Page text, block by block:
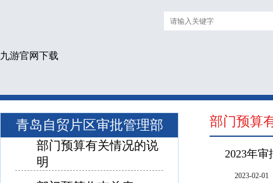
九游官网下载
青岛自贸片区审批管理部
部门预算有关情况的说
明
部门预算
2023年
2023-02-01